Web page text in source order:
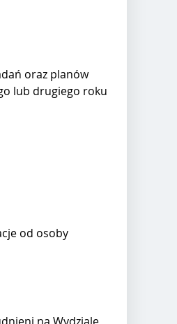
oraz planów
lub drugiego roku
od osoby